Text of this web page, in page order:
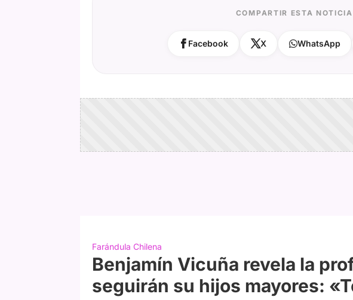
COMPARTIR ESTA NOTICIA
Facebook X WhatsApp
Farándula Chilena
Benjamín Vicuña revela la
seguirán su hijos mayores: